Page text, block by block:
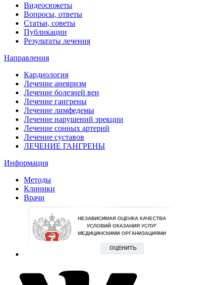
Видеосюжеты
Вопросы, ответы
Статьи, советы
Публикации
Результаты лечения
Направления
Кардиология
Лечение аневризм
Лечение болезней вен
Лечение гангрены
Лечение лимфедемы
Лечение нарушений эрекции
Лечение сонных артерий
Лечение суставов
ЛЕЧЕНИЕ ГАНГРЕНЫ
Информация
Методы
Клиники
Врачи